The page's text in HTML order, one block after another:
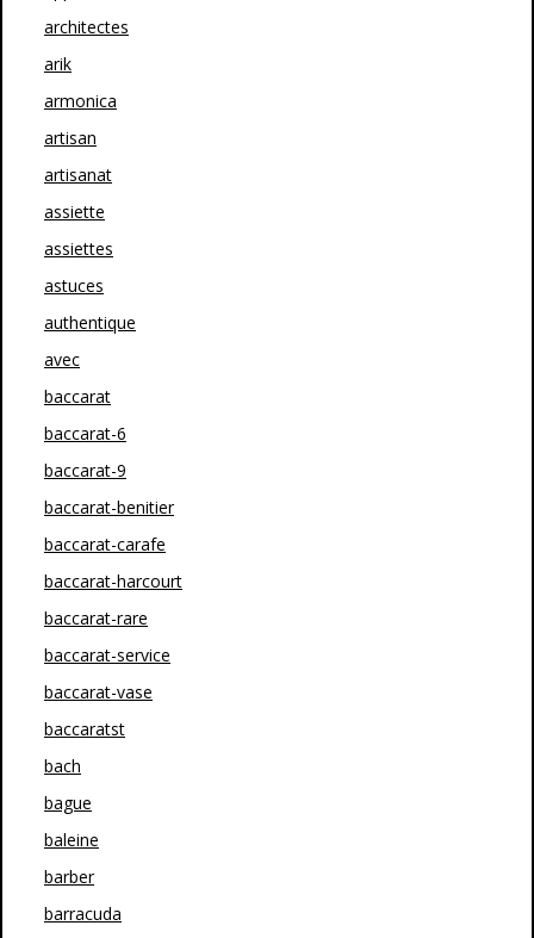
architectes
arik
armonica
artisan
artisanat
assiette
assiettes
astuces
authentique
avec
baccarat
baccarat-6
baccarat-9
baccarat-benitier
baccarat-carafe
baccarat-harcourt
baccarat-rare
baccarat-service
baccarat-vase
baccaratst
bach
bague
baleine
barber
barracuda